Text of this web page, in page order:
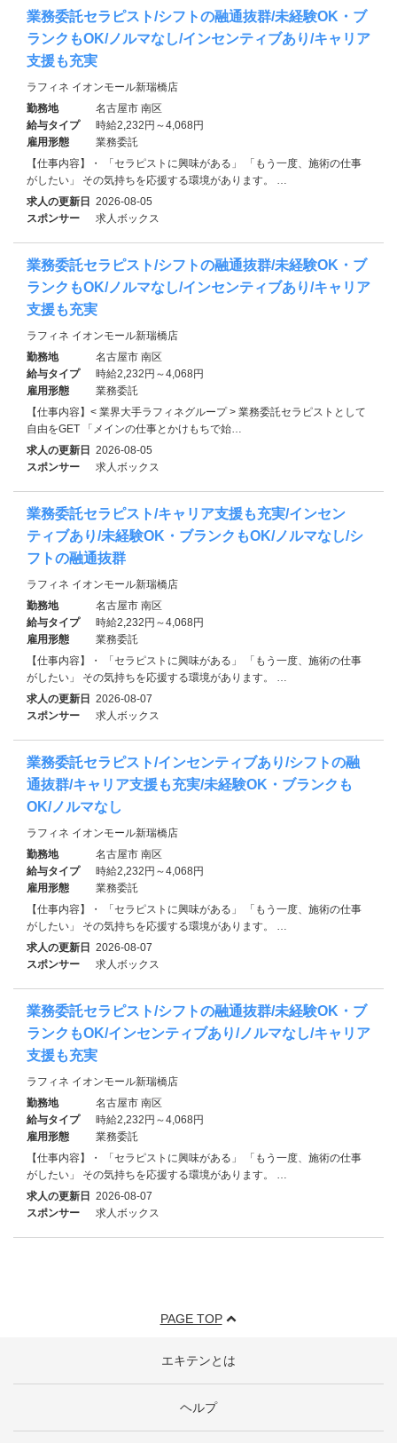
業務委託セラピスト/シフトの融通抜群/未経験OK・ブ
ランクもOK/ノルマなし/インセンティブあり/キャリア
支援も充実
ラフィネ イオンモール新瑞橋店
勤務地
名古屋市 南区
給与タイプ
時給2,232円～4,068円
雇用形態
業務委託
【仕事内容】・ 「セラピストに興味がある」 「もう一度、施術の仕事
がしたい」 その気持ちを応援する環境があります。 …
求人の更新日 2026-08-05
スポンサー
求人ボックス
業務委託セラピスト/シフトの融通抜群/未経験OK・ブ
ランクもOK/ノルマなし/インセンティブあり/キャリア
支援も充実
ラフィネ イオンモール新瑞橋店
勤務地
名古屋市 南区
給与タイプ
時給2,232円～4,068円
雇用形態
業務委託
【仕事内容】< 業界大手ラフィネグループ > 業務委託セラピストとして
自由をGET 「メインの仕事とかけもちで始…
求人の更新日 2026-08-05
スポンサー
求人ボックス
業務委託セラピスト/キャリア支援も充実/インセン
ティブあり/未経験OK・ブランクもOK/ノルマなし/シ
フトの融通抜群
ラフィネ イオンモール新瑞橋店
勤務地
名古屋市 南区
給与タイプ
時給2,232円～4,068円
雇用形態
業務委託
【仕事内容】・ 「セラピストに興味がある」 「もう一度、施術の仕事
がしたい」 その気持ちを応援する環境があります。 …
求人の更新日 2026-08-07
スポンサー
求人ボックス
業務委託セラピスト/インセンティブあり/シフトの融
通抜群/キャリア支援も充実/未経験OK・ブランクも
OK/ノルマなし
ラフィネ イオンモール新瑞橋店
勤務地
名古屋市 南区
給与タイプ
時給2,232円～4,068円
雇用形態
業務委託
【仕事内容】・ 「セラピストに興味がある」 「もう一度、施術の仕事
がしたい」 その気持ちを応援する環境があります。 …
求人の更新日 2026-08-07
スポンサー
求人ボックス
業務委託セラピスト/シフトの融通抜群/未経験OK・ブ
ランクもOK/インセンティブあり/ノルマなし/キャリア
支援も充実
ラフィネ イオンモール新瑞橋店
勤務地
名古屋市 南区
給与タイプ
時給2,232円～4,068円
雇用形態
業務委託
【仕事内容】・ 「セラピストに興味がある」 「もう一度、施術の仕事
がしたい」 その気持ちを応援する環境があります。 …
求人の更新日 2026-08-07
スポンサー
求人ボックス
PAGE TOP
エキテンとは
ヘルプ